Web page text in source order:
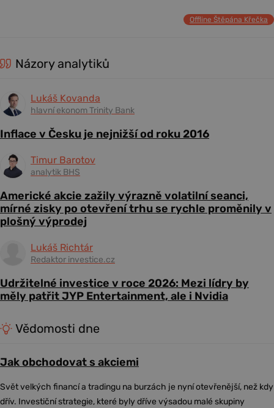
Offline Štěpána Křečka
Názory analytiků
Lukáš Kovanda
hlavní ekonom Trinity Bank
Inflace v Česku je nejnižší od roku 2016
Timur Barotov
analytik BHS
Americké akcie zažily výrazně volatilní seanci,
mírné zisky po otevření trhu se rychle proměnily v
plošný výprodej
Lukáš Richtár
Redaktor investice.cz
Udržitelné investice v roce 2026: Mezi lídry by
měly patřit JYP Entertainment, ale i Nvidia
Vědomosti dne
Jak obchodovat s akciemi
Svět velkých financí a tradingu na burzách je nyní otevřenější, než kdy
dřív. Investiční strategie, které byly dříve výsadou malé skupiny